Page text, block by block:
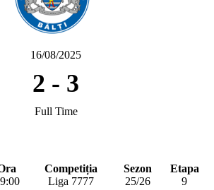
16/08/2025
2 - 3
Full Time
Competiția Sezon
Etapa
Liga 7777 25/26 9